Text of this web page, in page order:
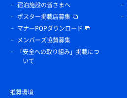
宿泊施設の皆さまへ
ポスター掲載店募集
マナーPOPダウンロード
メンバーズ協賛募集
「安全への取り組み」掲載につ
いて
推奨環境